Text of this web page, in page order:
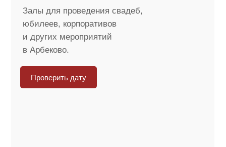
Проверить дату
Залы для проведения свадеб,
юбилеев, корпоративов
и других мероприятий
в Арбеково.